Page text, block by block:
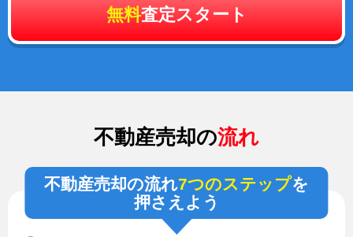
無料査定スタート
不動産売却の流れ
不動産売却の流れ7つのステップを
押さえよう